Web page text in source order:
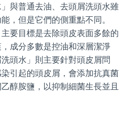
」與普通去油、去頭屑洗頭水雖
，但是它們的側重點不同。
主要目標是去除頭皮表面多餘的
成分多數是控油和深層潔淨
頭水」則主要針對頭皮屑問
引起的頭皮屑，會添加抗真菌
醇胺鹽，以抑制細菌生長並且